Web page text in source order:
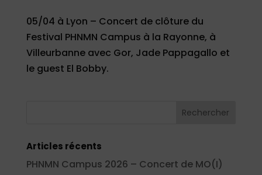
05/04 à Lyon – Concert de clôture du
Festival PHNMN Campus à la Rayonne, à
Villeurbanne avec Gor, Jade Pappagallo et
le guest El Bobby.
Articles récents
PHNMN Campus 2026 – Concert de MO(I)